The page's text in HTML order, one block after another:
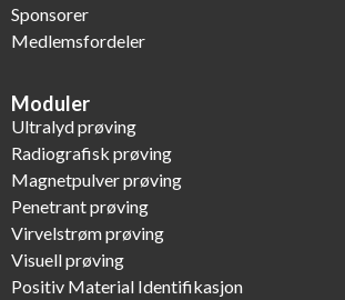
Sponsorer
Medlemsfordeler
Moduler
Ultralyd prøving
Radiografisk prøving
Magnetpulver prøving
Penetrant prøving
Virvelstrøm prøving
Visuell prøving
Positiv Material Identifikasjon